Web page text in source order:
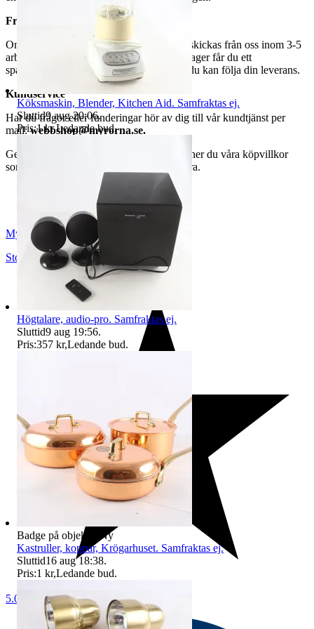
Frakt
Om du har valt frakt kommer din vara att skickas från oss inom 3-5
arbetsdagar. När din vara har lämnat vårt lager får du ett
spårningsnummer av DSV inom kort där du kan följa din leverans.
Kundservice
Har du frågor eller funderingar hör av dig till vår kundtjänst per
mail:webbshop@myrorna.se.
Genom att buda på våra annonser godkänner du våra köpvillkor
som du hittar på vår infosida här på Tradera.
Myrorna
Stockholm,Sverige
5.0
Köksmaskin, Blender, Kitchen Aid. Samfraktas ej.
Sluttid9 aug 20:06.
Pris:1 kr,Ledande bud.
Högtalare, audio-pro. Samfraktas ej.
Sluttid9 aug 19:56.
Pris:357 kr,Ledande bud.
Badge på objektet:
Ny
Kastruller, koppar, Krögarhuset. Samfraktas ej.
Sluttid16 aug 18:38.
Pris:1 kr,Ledande bud.